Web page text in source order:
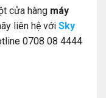
cửa hàng máy
liên hệ với Sky
0708 08 4444